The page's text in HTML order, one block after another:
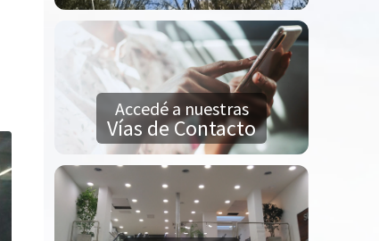
Accedé a nuestras
Vías de Contacto